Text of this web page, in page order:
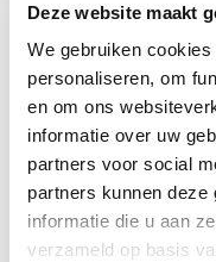
Deze website maakt
We gebruiken
personaliseren, om
en om ons
informatie over uw
partners voor social
partners kunnen deze
informatie die u aan
verzameld op basis
1250 KITE SWEATSHIRT
Beschikbaar in maat
XS-10XL
Merk: ØRN Workwear
v.a. € 18,15
2 - 3 werkdagen